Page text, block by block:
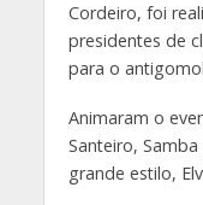
Cordeiro, foi
presidentes de
para o
Animaram o
Santeiro,
grande estilo,